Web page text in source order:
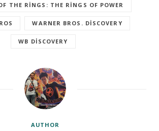
THE RINGS: THE RINGS OF POWER
WARNER BROS. DISCOVERY
WB DISCOVERY
AUTHOR